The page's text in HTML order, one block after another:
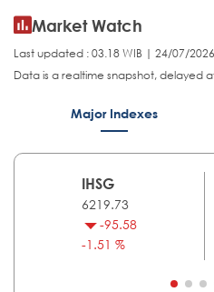
Market Watch
Last updated : 03.18 WIB | 24/07/2026
Data is a realtime snapshot, delayed
Major Indexes
IHSG
6219.73
-95.58
-1.51 %